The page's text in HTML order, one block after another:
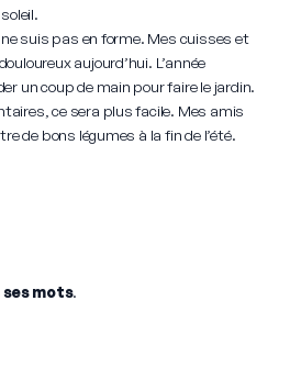
suis pas en forme. Mes cuisses et
aujourd’hui. L’année
un coup de main pour faire le jardin.
ce sera plus facile. Mes amis
de bons légumes à la fin de l’été.
ses mots.